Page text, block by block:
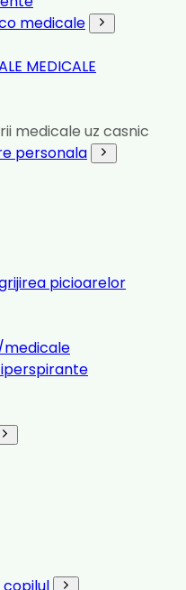
medicale
MEDICALE
medicale uz casnic
personala
picioarelor